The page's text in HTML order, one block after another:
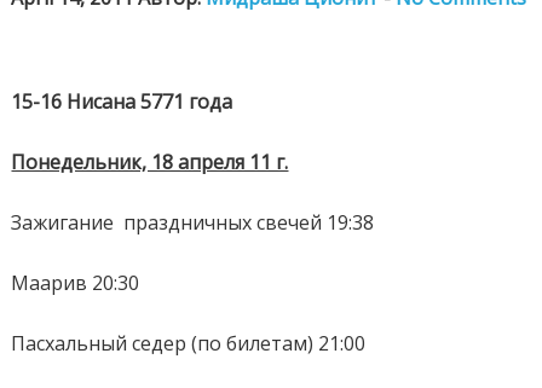
15-16 Нисана 5771 года
Понедельник, 18 апреля 11 г.
Зажигание праздничных свечей 19:38
Маарив 20:30
Пасхальный седер (по билетам) 21:00